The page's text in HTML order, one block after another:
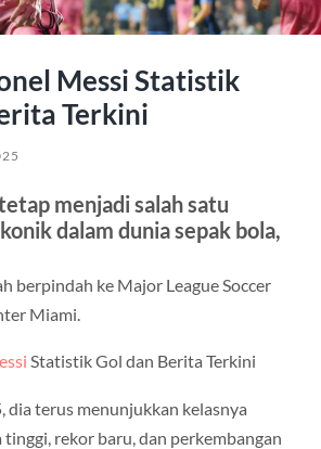
Messi Statistik
Terkini
menjadi salah satu
dalam dunia sepak bola,
berpindah ke Major League Soccer
Miami.
Statistik Gol dan Berita Terkini
dia terus menunjukkan kelasnya
rekor baru, dan perkembangan